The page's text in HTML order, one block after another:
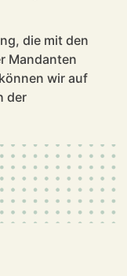
die mit den
Mandanten
wir auf
der